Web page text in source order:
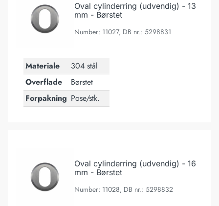
Oval cylinderring (udvendig) - 13
mm - Børstet
Number: 11027, DB nr.: 5298831
Materiale
304 stål
Overflade
Børstet
Forpakning Pose/stk.
Oval cylinderring (udvendig) - 16
mm - Børstet
Number: 11028, DB nr.: 5298832